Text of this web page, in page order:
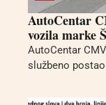
AutoCentar
vozila marke
AutoCentar
službeno